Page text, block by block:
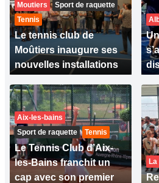
Moutiers
Sport de raquette
Tennis
Le tennis club de
Moûtiers inaugure ses
nouvelles installations
Aix-les-bains
Sport de raquette
Tennis
Le Tennis Club d’Aix-
les-Bains franchit un
cap avec son premier